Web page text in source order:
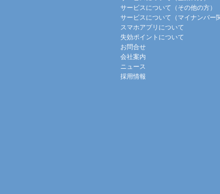
サービスについて（その他の方）
サービスについて（マイナンバー
スマホアプリについて
失効ポイントについて
お問合せ
会社案内
ニュース
採用情報